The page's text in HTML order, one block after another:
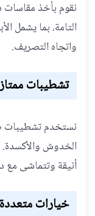
نقوم بأخذ مقاسات
التامة، بما يشمل
واتجاه التصريف.
تشطيبات
نستخدم تشطيبات
الخدوش والأكسدة.
أنيقة وتتماشى مع
خيارات